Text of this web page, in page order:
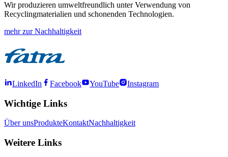
Wir produzieren umweltfreundlich unter Verwendung von
Recyclingmaterialien und schonenden Technologien.
mehr zur Nachhaltigkeit
LinkedIn Facebook YouTube Instagram
Wichtige Links
Über unsProdukteKontaktNachhaltigkeit
Weitere Links